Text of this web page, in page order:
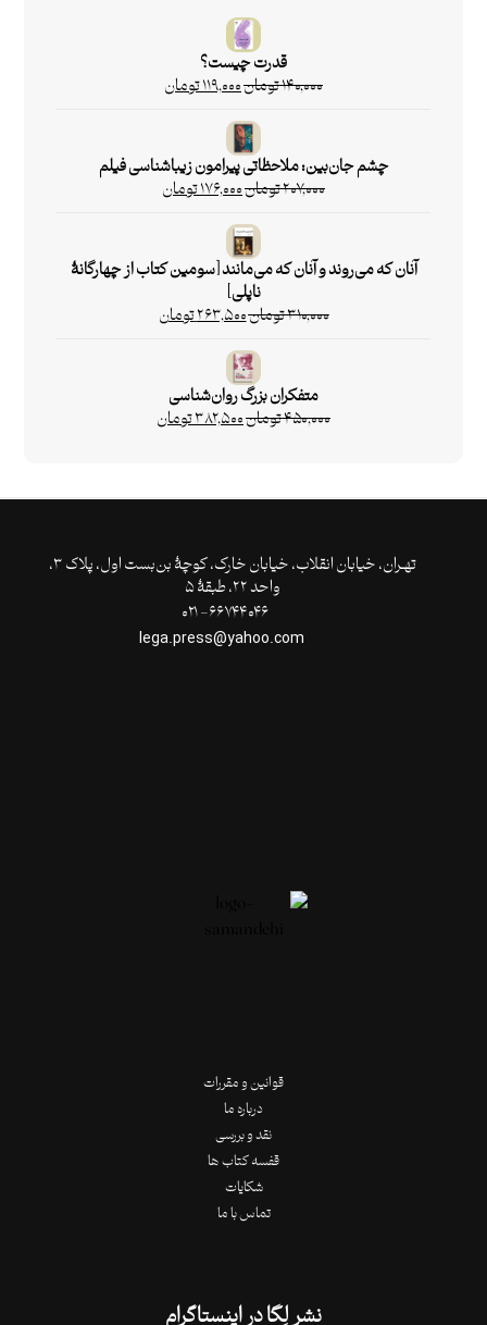
قدرت چیست؟
۱۴۰,۰۰۰تومان۱۱۹,۰۰۰تومان
چشم جان‌بین: ملاحظاتی پیرامون زیباشناسی فیلم
۲۰۷,۰۰۰تومان۱۷۶,۰۰۰تومان
آنان که می‌روند و آنان که می‌مانند [سومین کتاب از چهارگانۀ
ناپلی]
۳۱۰,۰۰۰تومان۲۶۳,۵۰۰تومان
متفکران بزرگ روان‌شناسی
۴۵۰,۰۰۰تومان۳۸۲,۵۰۰تومان
تهـران،‌ خیابان انقلاب، خیابان خارک، کوچۀ بن‌بست اول، پلاک ۳،
واحد ۲۲، طبقۀ ۵
قوانین و مقررات
درباره ما
نقد و بررسی
قفسه کتاب ها
شکایات
تماس با ما
نشر لِگا در اینستاگرام